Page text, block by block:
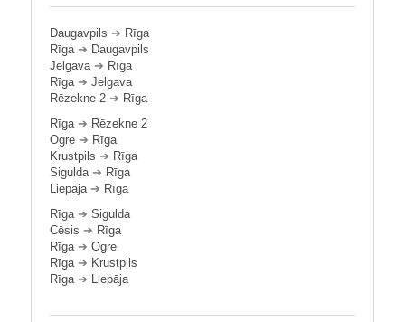
Daugavpils ➔ Rīga
Rīga➔ Daugavpils
Jelgava➔ Rīga
Rīga➔ Jelgava
Rēzekne 2 ➔ Rīga
Rīga➔ Rēzekne 2
Ogre ➔ Rīga
Krustpils ➔ Rīga
Sigulda➔ Rīga
Liepāja➔ Rīga
Rīga➔ Sigulda
Cēsis ➔ Rīga
Rīga➔ Ogre
Rīga➔ Krustpils
Rīga➔ Liepāja